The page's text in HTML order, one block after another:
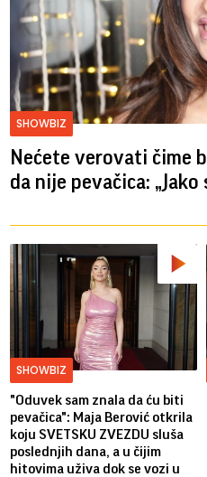
SHOWBIZ
Nećete verovati čime
da nije pevačica:
SHOWBIZ
"Oduvek sam znala da ću biti
pevačica": Maja Berović otkrila
koju SVETSKU ZVEZDU sluša
poslednjih dana, a u čijim
hitovima uživa dok se vozi u